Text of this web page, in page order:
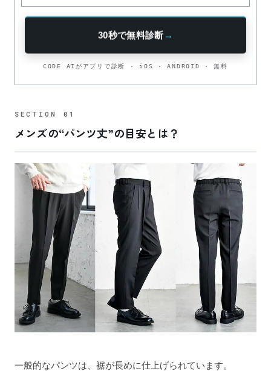
30秒で無料診断 →
CODE AIがアプリで診断 · iOS · ANDROID · 無料
メンズの“パンツ丈”の目安とは？
一般的なパンツは、裾が長めに仕上げられています。